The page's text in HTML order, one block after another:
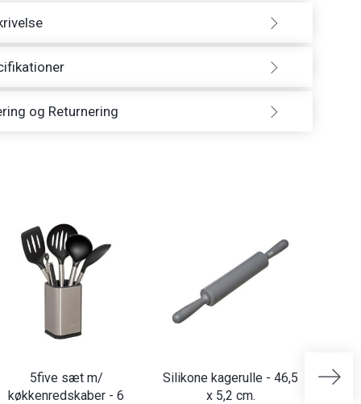
og Returnering
5five sæt m/
køkkenredskaber - 6
Silikone kagerulle - 46,5
x 5,2 cm.